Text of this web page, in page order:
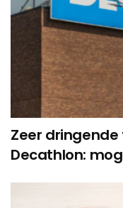
Zeer
Decathlon: